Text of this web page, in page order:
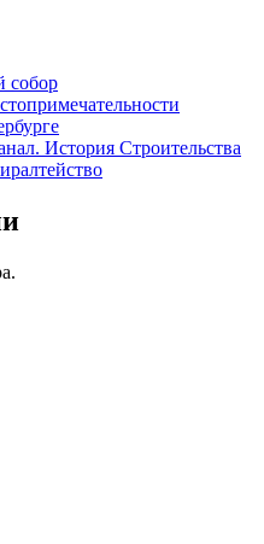
собор
История Строительства